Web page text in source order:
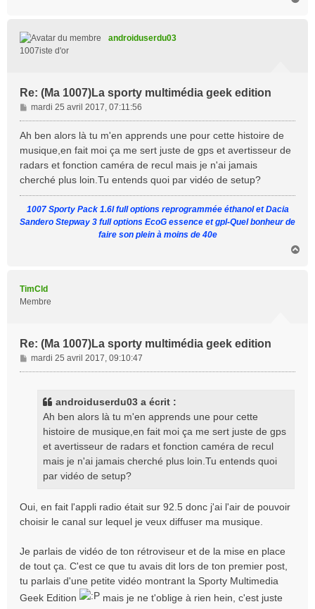
androiduserdu03
1007iste d'or
Re: (Ma 1007)La sporty multimédia geek edition
M
e
s
g
e
mardi 25 avril 2017, 07:11:56
Ah ben alors là tu m'en apprends une pour cette histoire de
musique,en fait moi ça me sert juste de gps et avertisseur de
radars et fonction caméra de recul mais je n'ai jamais
cherché plus loin.Tu entends quoi par vidéo de setup?
1007 Sporty Pack 1.6l full options reprogrammée éthanol et Dacia
Sandero Stepway 3 full options EcoG essence et gpl-Quel bonheur de
faire son plein à moins de 40e
TimCld
Membre
Re: (Ma 1007)La sporty multimédia geek edition
M
e
mardi 25 avril 2017, 09:10:47
androiduserdu03 a écrit :
Ah ben alors là tu m'en apprends une pour cette
histoire de musique,en fait moi ça me sert juste de gps
et avertisseur de radars et fonction caméra de recul
mais je n'ai jamais cherché plus loin.Tu entends quoi
par vidéo de setup?
Oui, en fait l'appli radio était sur 92.5 donc j'ai l'air de pouvoir
choisir le canal sur lequel je veux diffuser ma musique.
Je parlais de vidéo de ton rétroviseur et de la mise en place
de tout ça. C'est ce que tu avais dit lors de ton premier post,
tu parlais d'une petite vidéo montrant la Sporty Multimedia
Geek Edition
mais je ne t'oblige à rien hein, c'est juste